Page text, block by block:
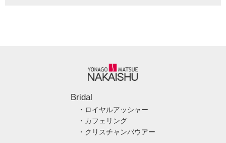
Bridal
・ロイヤルアッシャー
・カフェリング
・クリスチャンバウアー